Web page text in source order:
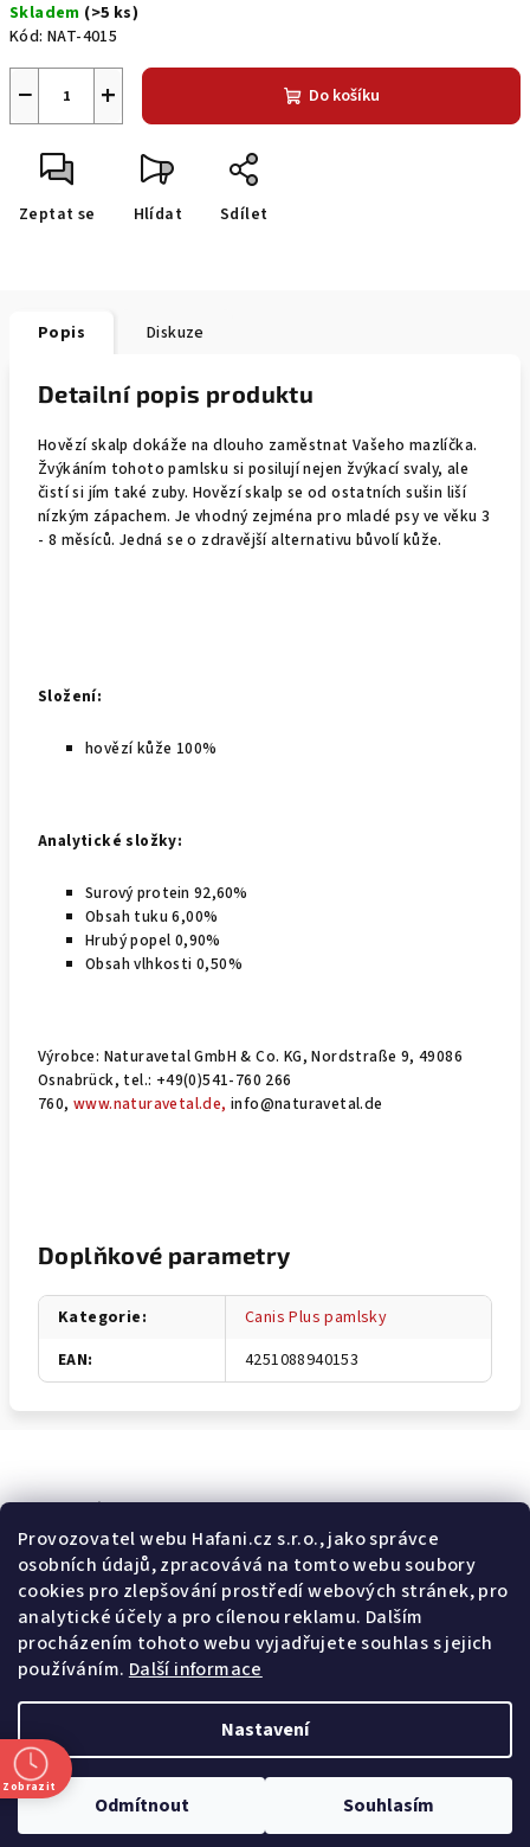
Provozovatel webu Hafani.cz s.r.o., jako správce
osobních údajů, zpracovává na tomto webu soubory
cookies pro zlepšování prostředí webových stránek, pro
analytické účely a pro cílenou reklamu. Dalším
procházením tohoto webu vyjadřujete souhlas s jejich
používáním. Další informace
Nastavení
Odmítnout Souhlasím
Skladem (>5 ks)
Kód: NAT-4015
+
− Do košíku
Zeptat se Hlídat Sdílet
Popis Diskuze
Detailní popis produktu
Hovězí skalp dokáže na dlouho zaměstnat Vašeho mazlíčka.
Žvýkáním tohoto pamlsku si posilují nejen žvýkací svaly, ale
čistí si jím také zuby. Hovězí skalp se od ostatních sušin liší
nízkým zápachem. Je vhodný zejména pro mladé psy ve věku 3
- 8 měsíců. Jedná se o zdravější alternativu bůvolí kůže.
Složení:
hovězí kůže 100%
Analytické složky:
Surový protein 92,60%
Obsah tuku 6,00%
Hrubý popel 0,90%
Obsah vlhkosti 0,50%
Výrobce: Naturavetal GmbH & Co. KG, Nordstraße 9, 49086
Osnabrück, tel.: +49(0)541-760 266
760, www.naturavetal.de, info@naturavetal.de
Doplňkové parametry
Kategorie:
Canis Plus pamlsky
EAN: 4251088940153
Odebírat newsletter
E-mail
Potvrzuji souhlas svšeobecnými obchodními podmínkami a
spodmínkami zpracovávání a ochrany osobních údajů .
Přihlásit se
Z
á
Copyright 2026
nastavení cookies
Vytvořil Shoptet
Zobrazit